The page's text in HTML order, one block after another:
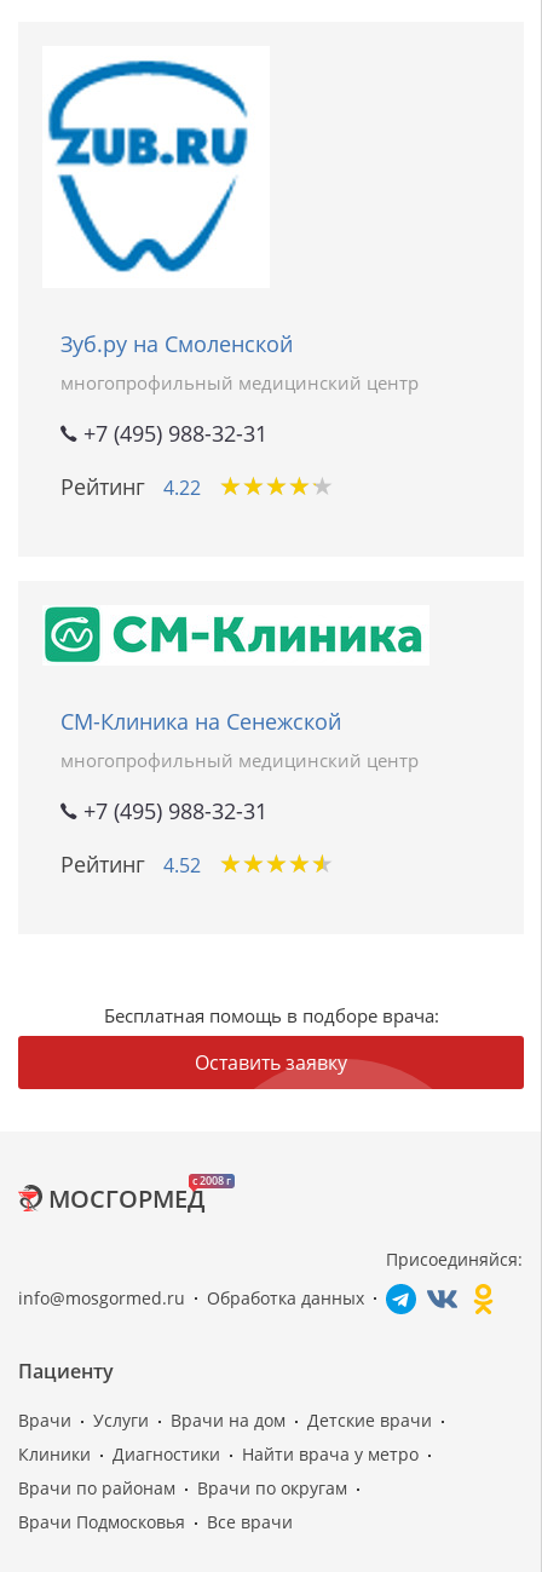
Зуб.ру на Смоленской
многопрофильный медицинский центр
+7 (495) 988-32-31
Рейтинг
4.22 ★★★★★
★★★★★
СМ-Клиника на Сенежской
многопрофильный медицинский центр
+7 (495) 988-32-31
Рейтинг
4.52 ★★★★★
★★★★★
Бесплатная помощь в подборе врача:
Оставить заявку
c 2008 г
МОСГОРМЕД
info@mosgormed.ru Обработка данных
Присоединяйся:
Пациенту
Врачи Услуги Врачи на дом
Детские врачи
Клиники
Диагностики
Найти врача у метро
Врачи по районам
Врачи по округам
Врачи Подмосковья
Все врачи